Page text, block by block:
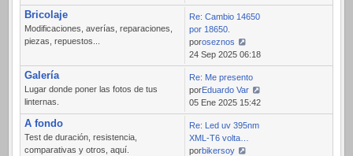
último
mensaje
Bricolaje
Modificaciones, averías, reparaciones,
piezas, repuestos...
Re: Cambio 14650
por 18650.
poroseznos
Ver
último
mensaje
24 Sep 2025 06:18
Galería
Lugar donde poner las fotos de tus
linternas.
Re: Me presento
porEduardo Var
Ver
último
mensaje
05 Ene 2025 15:42
A fondo
Test de duración, resistencia,
comparativas y otros, aquí.
Re: Led uv 395nm
XML-T6 volta…
porbikersoy